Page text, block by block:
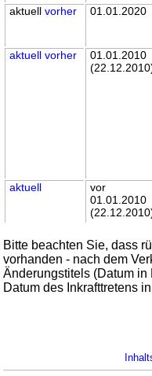
aktuellvorher 01.01.2020
aktuell vorher
01.01.2010
aktuell
vor
01.01.2010
Bitte beachten Sie, dass
vorhanden - nach dem
Änderungstitels (Datum
Datum des Inkrafttretens